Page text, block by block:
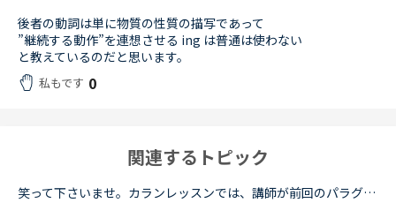
後者の動詞は単に物質の性質の描写であって
”継続する動作”を連想させる ing は普通は使わない
と教えているのだと思います。
私もです 0
関連するトピック
笑って下さいませ。カランレッスンでは、講師が前回のパラグラフの確認をしてから本日のレッスンが進みますね。その際、講師が言ったところが違った（連続のカランレッスンだった為か、先の講師のメッセージがま...